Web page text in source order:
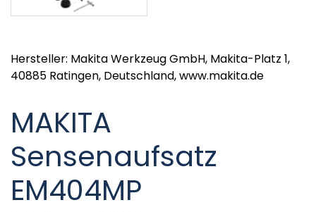
Hersteller: Makita Werkzeug GmbH, Makita-Platz 1,
40885 Ratingen, Deutschland, www.makita.de
MAKITA
Sensenaufsatz
EM404MP